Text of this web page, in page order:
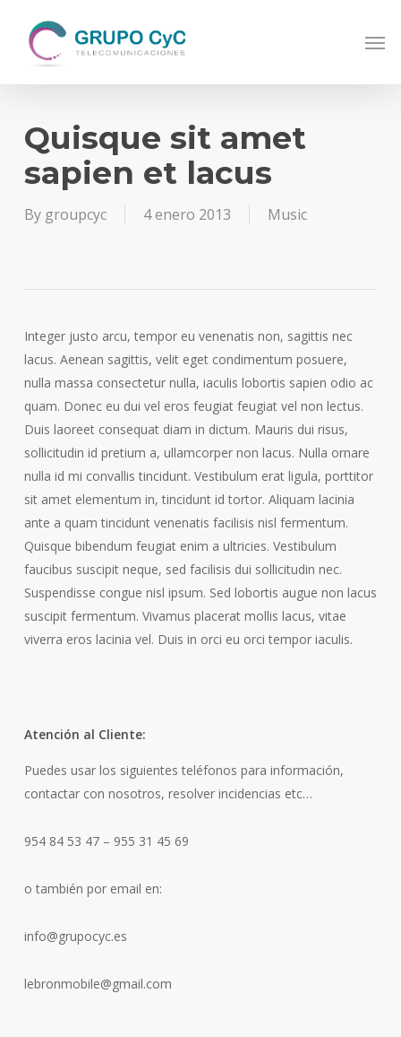
content
Quisque sit amet
sapien et lacus
By groupcyc 4 enero 2013 Music
Integer justo arcu, tempor eu venenatis non, sagittis nec
lacus. Aenean sagittis, velit eget condimentum posuere,
nulla massa consectetur nulla, iaculis lobortis sapien odio ac
quam. Donec eu dui vel eros feugiat feugiat vel non lectus.
Duis laoreet consequat diam in dictum. Mauris dui risus,
sollicitudin id pretium a, ullamcorper non lacus. Nulla ornare
nulla id mi convallis tincidunt. Vestibulum erat ligula, porttitor
sit amet elementum in, tincidunt id tortor. Aliquam lacinia
ante a quam tincidunt venenatis facilisis nisl fermentum.
Quisque bibendum feugiat enim a ultricies. Vestibulum
faucibus suscipit neque, sed facilisis dui sollicitudin nec.
Suspendisse congue nisl ipsum. Sed lobortis augue non lacus
suscipit fermentum. Vivamus placerat mollis lacus, vitae
viverra eros lacinia vel. Duis in orci eu orci tempor iaculis.
Atención al Cliente:
Puedes usar los siguientes teléfonos para información,
contactar con nosotros, resolver incidencias etc…
954 84 53 47 – 955 31 45 69
o también por email en:
info@grupocyc.es
lebronmobile@gmail.com